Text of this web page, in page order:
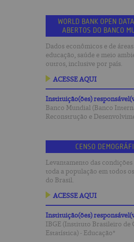
WORLD BANK OPEN
ABERTOS DO BANCO
Dados econômicos e de
educação, saúde e meio
outros, inclusive por país.
ACESSE AQUI
Instituição(ões)
Banco Mundial (Banco
Reconstrução e
CENSO
Levantamento das condições
toda a população em todos
do Brasil.
ACESSE AQUI
Instituição(ões)
IBGE (Instituto Brasileiro de
Estatística) - Educação*